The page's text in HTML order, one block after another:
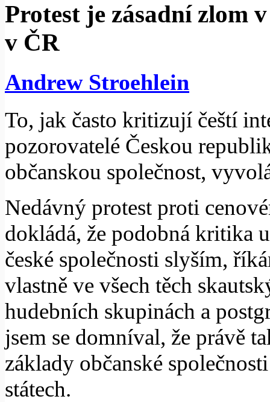
Protest je zásadní zlom
v ČR
Andrew Stroehlein
To, jak často kritizují čeští
pozorovatelé Českou
občanskou společnost,
Nedávný protest proti
dokládá, že podobná
české společnosti slyším,
vlastně ve všech těch
hudebních skupinách a
jsem se domníval, že právě
základy občanské
státech.